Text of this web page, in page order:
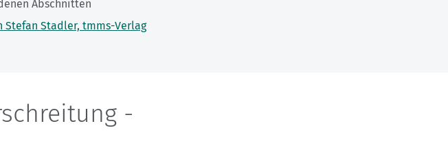
Abschnitten
Stefan Stadler, tmms-Verlag
-